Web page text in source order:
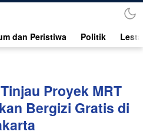
dan Peristiwa Politik
Proyek MRT
Bergizi Gratis di